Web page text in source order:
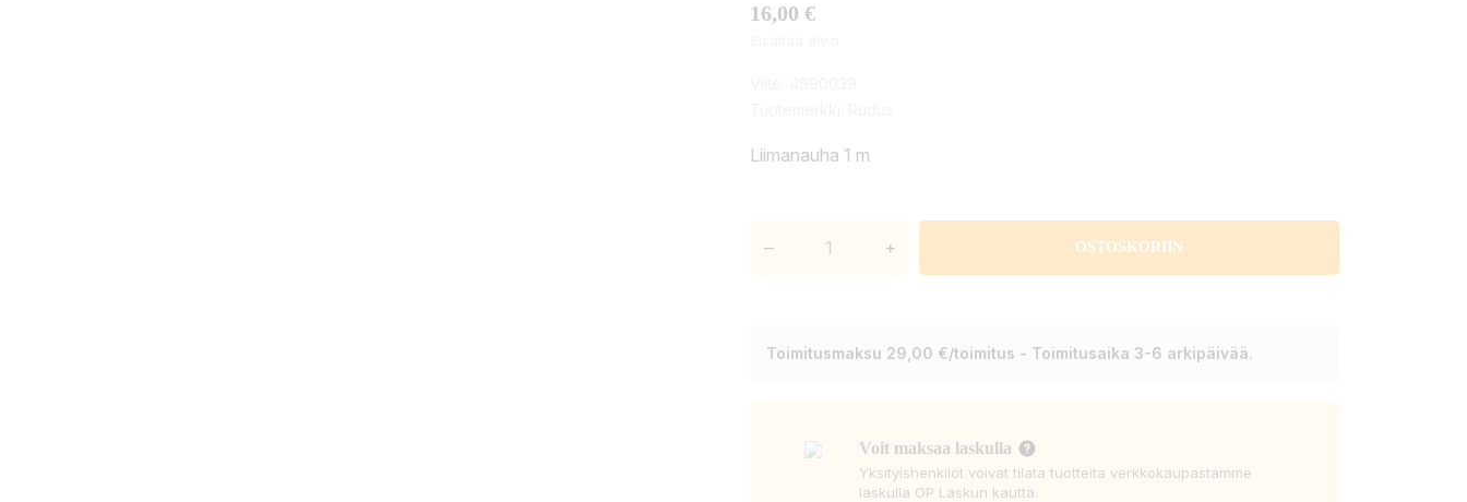
16,00 €
Liimanauha 1 m
– + OSTOSKORIIN
Toimitusmaksu 29,00 €/toimitus - Toimitusaika 3-6 arkipäivää.
Voit maksaa laskulla
Yksityishenkilöt voivat tilata tuotteita verkkokaupastamme
laskulla OP Laskun kautta.